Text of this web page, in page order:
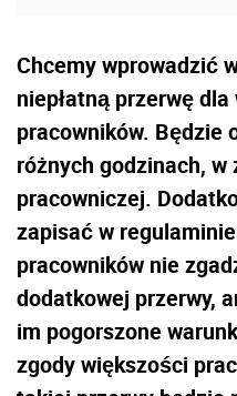
Chcemy wprowadzić
niepłatną przerwę
pracowników. Będzie
różnych godzinach,
pracowniczej.
zapisać w
pracowników nie
dodatkowej przerwy,
im pogorszone
zgody większości